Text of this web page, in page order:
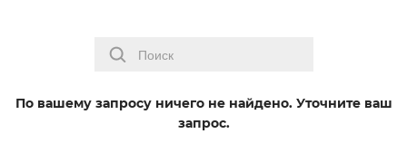
По вашему запросу ничего не найдено. Уточните ваш
запрос.